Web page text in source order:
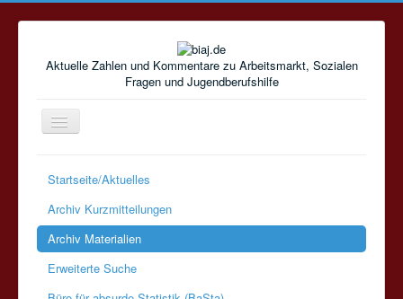
Aktuelle Zahlen und Kommentare zu Arbeitsmarkt, Sozialen
Fragen und Jugendberufshilfe
Navigation
an/aus
Startseite/Aktuelles
Archiv Kurzmitteilungen
Archiv Materialien
Erweiterte Suche